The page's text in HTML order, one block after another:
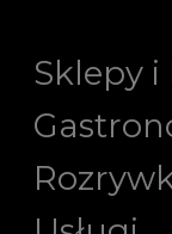
Sklepy i